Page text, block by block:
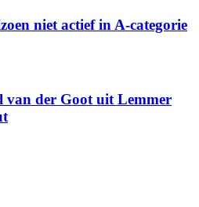
niet actief in A-categorie
van der Goot uit Lemmer